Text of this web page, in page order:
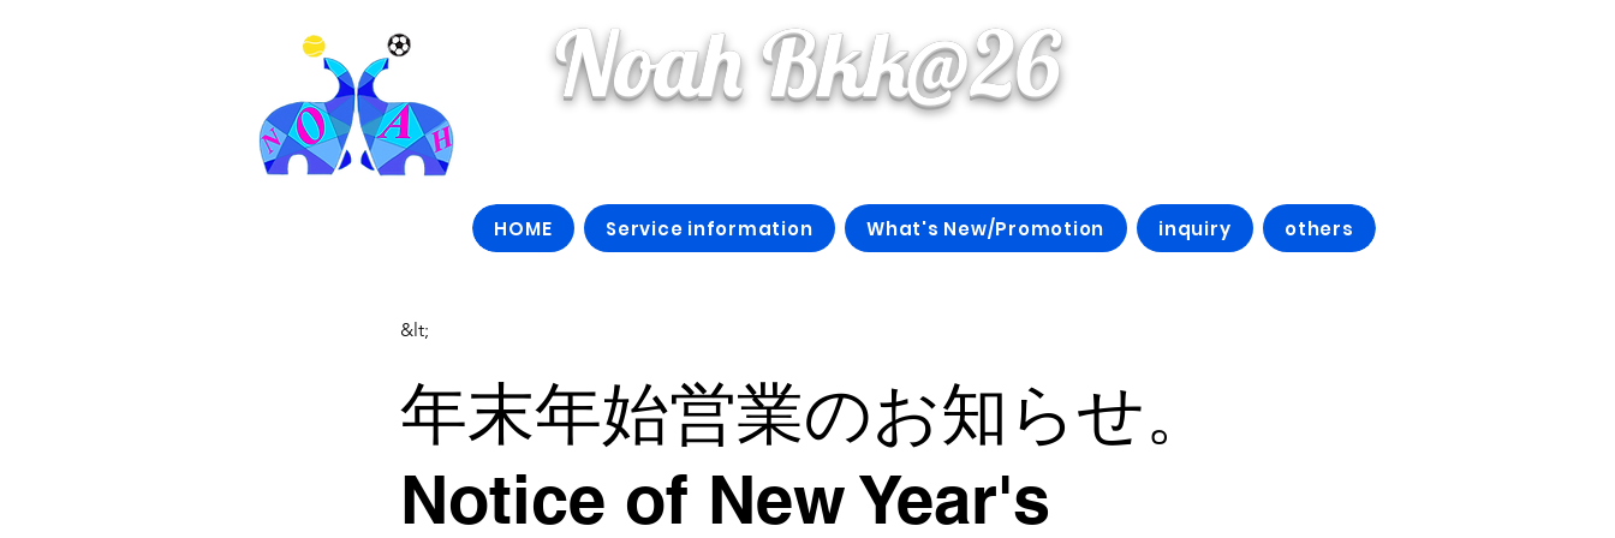
Noah Bkk@26
HOME Service information What's New/Promotion inquiry others
&lt;
年末年始営業のお知らせ。
Notice of New Year's